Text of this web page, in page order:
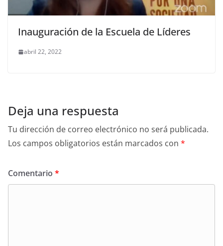
Inauguración de la Escuela de Líderes
abril 22, 2022
Deja una respuesta
Tu dirección de correo electrónico no será publicada.
Los campos obligatorios están marcados con *
Comentario *